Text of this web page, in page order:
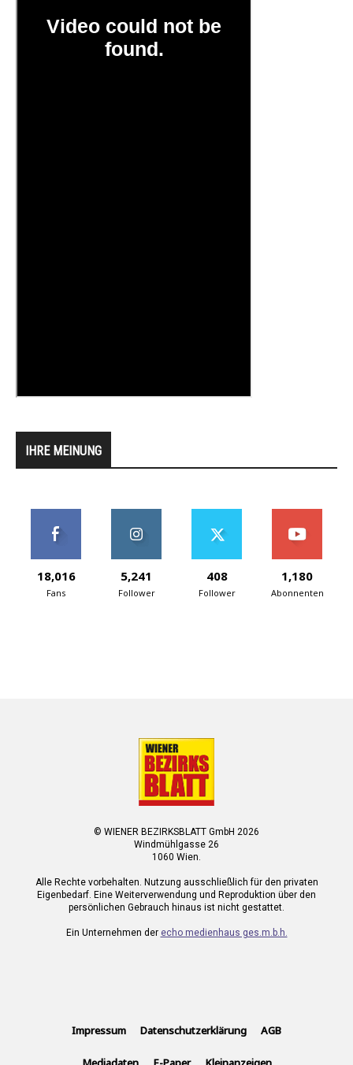
IHRE MEINUNG
18,016
Fans
5,241
Follower
408
Follower
1,180
Abonnenten
© WIENER BEZIRKSBLATT GmbH 2026
Windmühlgasse 26
1060 Wien.
Alle Rechte vorbehalten. Nutzung ausschließlich für den privaten
Eigenbedarf. Eine Weiterverwendung und Reproduktion über den
persönlichen Gebrauch hinaus ist nicht gestattet.
Ein Unternehmen der echo medienhaus ges.m.b.h.
Impressum Datenschutzerklärung AGB